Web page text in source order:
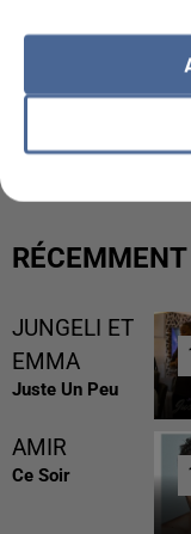
L’UN DES
MAFIA
JUNGELI ET
EMMA
Juste Un Peu
AMIR
Ce Soir